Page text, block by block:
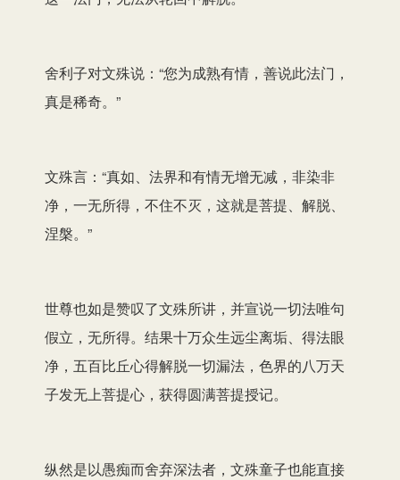
舍利子对文殊说：“您为成熟有情，善说此法门，
真是稀奇。”
文殊言：“真如、法界和有情无增无减，非染非
净，一无所得，不住不灭，这就是菩提、解脱、
涅槃。”
世尊也如是赞叹了文殊所讲，并宣说一切法唯句
假立，无所得。结果十万众生远尘离垢、得法眼
净，五百比丘心得解脱一切漏法，色界的八万天
子发无上菩提心，获得圆满菩提授记。
纵然是以愚痴而舍弃深法者，文殊童子也能直接